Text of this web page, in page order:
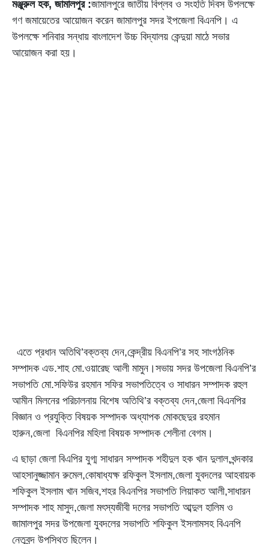
মঞ্জুরুল হক, জামালপুর :জামালপুরে জাতীয় বিপ্লব ও সংহতি দিবস উপলক্ষে
গণ জমায়েতের আয়োজন করেন জামালপুর সদর ইপজেলা বিএনপি। এ
উপলক্ষে শনিবার সন্ধায় বাংলাদেশ উচ্চ বিদ্যালয় কেন্দুয়া মাঠে সভার
আয়োজন করা হয়।
এতে প্রধান অতিথি’বক্তব্য দেন,কেন্দ্রীয় বিএনপি’র সহ সাংগঠনিক
সম্পাদক এড.শাহ মো.ওয়ারেছ আলী মামুন।সভায় সদর উপজেলা বিএনপি’র
সভাপতি মো.সফিউর রহমান সফির সভাপতিত্বে ও সাধারন সম্পাদক রহুল
আমীন মিলনের পরিচালনায় বিশেষ অতিথি’র বক্তব্য দেন,জেলা বিএনপির
বিজ্ঞান ও প্রযুক্তি বিষয়ক সম্পাদক অধ্যাপক মোকছেদুর রহমান
হারুন,জেলা বিএনপির মহিলা বিষয়ক সম্পাদক শেলীনা বেগম।
এ ছাড়া জেলা বিএপির যুগ্ম সাধারন সম্পাদক শহীদুল হক খান দুলাল,খন্দকার
আহসানুজ্জামান রুমেল,কোষাধ্যক্ষ রফিকুল ইসলাম,জেলা যুবদলের আহবায়ক
শফিকুল ইসলাম খান সজিব,শহর বিএনপির সভাপতি লিয়াকত আলী,সাধারন
সম্পাদক শাহ মাসুদ,জেলা মৎস্যজীবী দলের সভাপতি আব্দুল হালিম ও
জামালপুর সদর উপজেলা যুবদলের সভাপতি শফিকুল ইসলামসহ বিএনপি
নেতৃবৃন্দ উপস্থিত ছিলেন।